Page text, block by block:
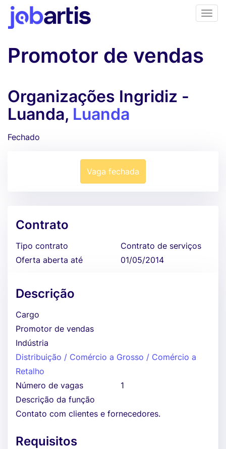
Promotor de vendas
Organizações Ingridiz -
Luanda, Luanda
Fechado
Vaga fechada
Contrato
Tipo contrato
Contrato de serviços
Oferta aberta até
01/05/2014
Descrição
Cargo
Promotor de vendas
Indústria
Distribuição / Comércio a Grosso / Comércio a
Retalho
Número de vagas
1
Descrição da função
Contato com clientes e fornecedores.
Requisitos